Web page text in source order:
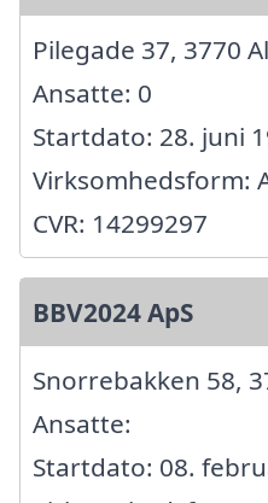
Pilegade 37, 3770
Ansatte: 0
Startdato: 28. juni
Virksomhedsform:
CVR: 14299297
BBV2024 ApS
Snorrebakken 58,
Ansatte:
Startdato: 08.